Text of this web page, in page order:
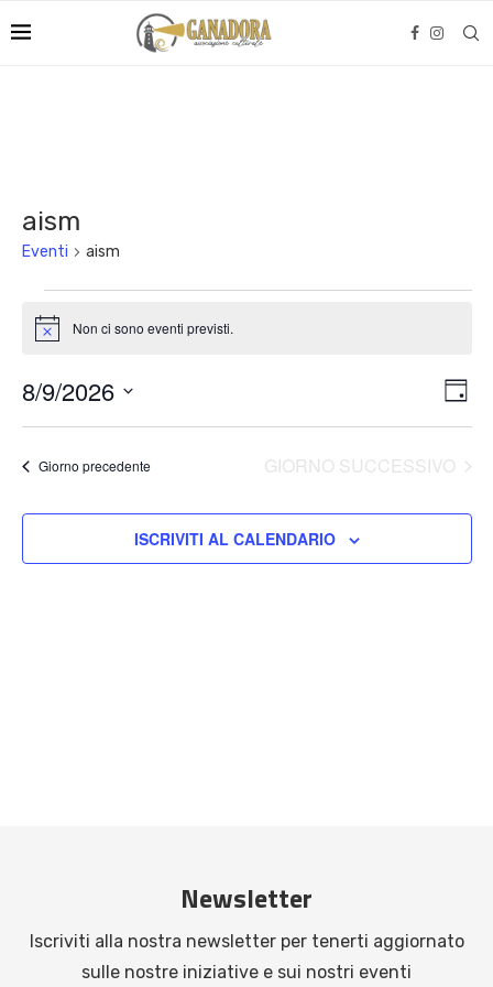
aism
Eventi aism
Notice Non ci sono eventi previsti.
Viste
Viste
8/9/2026
data.
Giorno precedente GIORNO SUCCESSIVO
ISCRIVITI AL CALENDARIO
Newsletter
Iscriviti alla nostra newsletter per tenerti aggiornato
sulle nostre iniziative e sui nostri eventi